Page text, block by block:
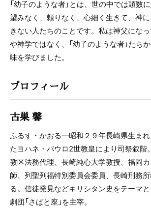
「幼子のような者」とは、世の中では頭数
望みなく、頼りなく、心細く生きて、神
きない人たちのことです。私は神父にな
や神学ではなく、「幼子のような者」たち
味を学びました。
プロフィール
古巣 馨
ふるす・かおる―昭和２９年長崎県生ま
たヨハネ・パウロ2世教皇により司祭叙階
教区法務代理、長崎純心大学教授、福岡
師、列聖列福特別委員会委員、長崎刑務
る。信徒発見などキリシタン史をテーマ
劇団「さばと座」を主宰。